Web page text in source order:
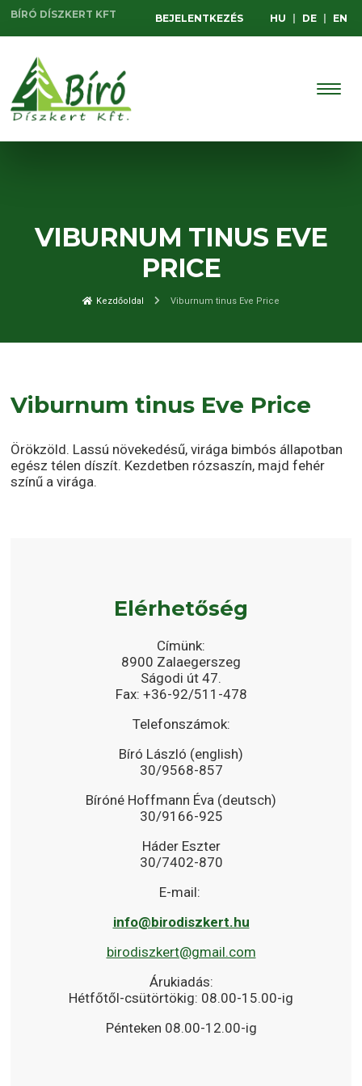
BÍRÓ DÍSZKERT KFT BEJELENTKEZÉS HU DE EN
VIBURNUM TINUS EVE
PRICE
Kezdőoldal Viburnum tinus Eve Price
Viburnum tinus Eve Price
Örökzöld. Lassú növekedésű, virága bimbós állapotban
egész télen díszít. Kezdetben rózsaszín, majd fehér
színű a virága.
Elérhetőség
Címünk:
8900 Zalaegerszeg
Ságodi út 47.
Fax: +36-92/511-478
Telefonszámok:
Bíró László (english)
30/9568-857
Bíróné Hoffmann Éva (deutsch)
30/9166-925
Háder Eszter
30/7402-870
E-mail:
info@birodiszkert.hu
birodiszkert@gmail.com
Árukiadás:
Hétfőtől-csütörtökig: 08.00-15.00-ig
Pénteken 08.00-12.00-ig